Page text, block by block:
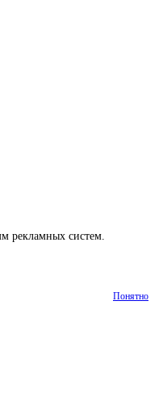
рекламных систем.
Понятно